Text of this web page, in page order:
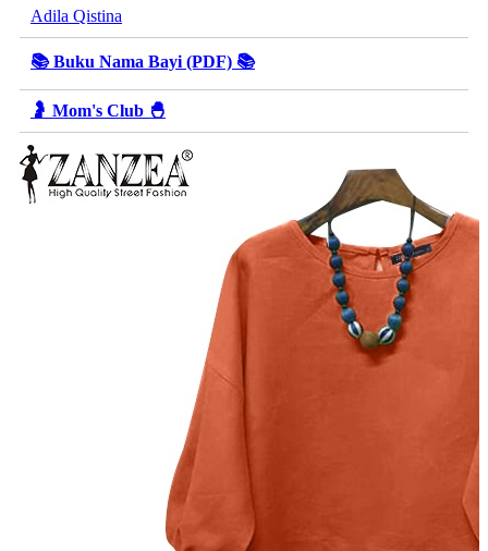
Adila Qistina
📚 Buku Nama Bayi (PDF) 📚
🤰 Mom's Club 🐣